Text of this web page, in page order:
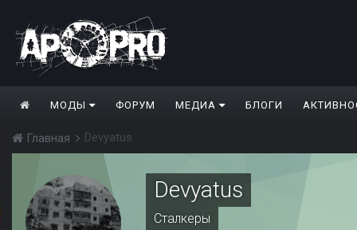
МОДЫ ФОРУМ МЕДИА БЛОГИ
Главная Devyatus
Devyatus
Сталкеры